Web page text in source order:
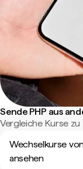
Sende PHP aus
Vergleiche Kurse zu
Wechselkurse
ansehen